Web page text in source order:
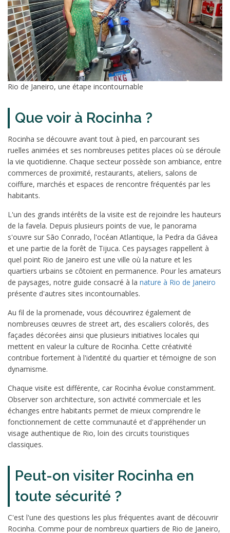
Rio de Janeiro, une étape incontournable
Que voir à Rocinha ?
Rocinha se découvre avant tout à pied, en parcourant ses
ruelles animées et ses nombreuses petites places où se déroule
la vie quotidienne. Chaque secteur possède son ambiance, entre
commerces de proximité, restaurants, ateliers, salons de
coiffure, marchés et espaces de rencontre fréquentés par les
habitants.
L'un des grands intérêts de la visite est de rejoindre les hauteurs
de la favela. Depuis plusieurs points de vue, le panorama
s'ouvre sur São Conrado, l'océan Atlantique, la Pedra da Gávea
et une partie de la forêt de Tijuca. Ces paysages rappellent à
quel point Rio de Janeiro est une ville où la nature et les
quartiers urbains se côtoient en permanence. Pour les amateurs
de paysages, notre guide consacré à la nature à Rio de Janeiro
présente d'autres sites incontournables.
Au fil de la promenade, vous découvrirez également de
nombreuses œuvres de street art, des escaliers colorés, des
façades décorées ainsi que plusieurs initiatives locales qui
mettent en valeur la culture de Rocinha. Cette créativité
contribue fortement à l'identité du quartier et témoigne de son
dynamisme.
Chaque visite est différente, car Rocinha évolue constamment.
Observer son architecture, son activité commerciale et les
échanges entre habitants permet de mieux comprendre le
fonctionnement de cette communauté et d'appréhender un
visage authentique de Rio, loin des circuits touristiques
classiques.
Peut-on visiter Rocinha en
toute sécurité ?
C'est l'une des questions les plus fréquentes avant de découvrir
Rocinha. Comme pour de nombreux quartiers de Rio de Janeiro,